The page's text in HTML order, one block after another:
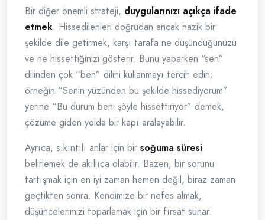
Bir diğer önemli strateji, duygularınızı açıkça ifade
etmek. Hissedilenleri doğrudan ancak nazik bir
şekilde dile getirmek, karşı tarafa ne düşündüğünüzü
ve ne hissettiğinizi gösterir. Bunu yaparken “sen”
dilinden çok “ben” dilini kullanmayı tercih edin;
örneğin “Senin yüzünden bu şekilde hissediyorum”
yerine “Bu durum beni şöyle hissettiriyor” demek,
çözüme giden yolda bir kapı aralayabilir.
Ayrıca, sıkıntılı anlar için bir soğuma süresi
belirlemek de akıllıca olabilir. Bazen, bir sorunu
tartışmak için en iyi zaman hemen değil, biraz zaman
geçtikten sonra. Kendimize bir nefes almak,
düşüncelerimizi toparlamak için bir fırsat sunar.